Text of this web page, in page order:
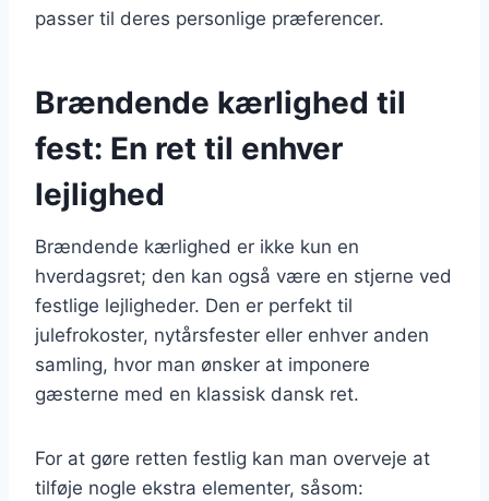
passer til deres personlige præferencer.
Brændende kærlighed til
fest: En ret til enhver
lejlighed
Brændende kærlighed er ikke kun en
hverdagsret; den kan også være en stjerne ved
festlige lejligheder. Den er perfekt til
julefrokoster, nytårsfester eller enhver anden
samling, hvor man ønsker at imponere
gæsterne med en klassisk dansk ret.
For at gøre retten festlig kan man overveje at
tilføje nogle ekstra elementer, såsom: